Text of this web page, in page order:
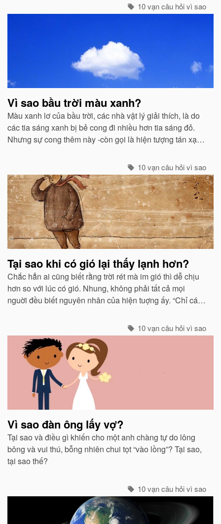
10 vạn câu hỏi vì sao
Vì sao bầu trời màu xanh?
Màu xanh lơ của bầu trời, các nhà vật lý giải thích, là do
các tia sáng xanh bị bẻ cong đi nhiều hơn tia sáng đỏ.
Nhưng sự cong thêm này -còn gọi là hiện tượng tán xạ -
10 vạn câu hỏi vì sao
Tại sao khi có gió lại thấy lạnh hơn?
Chắc hẳn ai cũng biết rằng trời rét mà im gió thì dễ chịu
hơn so với lúc có gió. Nhung, không phải tất cả mọi
nguời đều biết nguyên nhân của hiện tuợng ấy. “Chỉ các
10 vạn câu hỏi vì sao
Vì sao đàn ông lấy vợ?
Tại sao và điều gì khiến cho một anh chàng tự do lông
bông và vui thú, bỗng nhiên chui tọt “vào lồng”? Tại sao,
tại sao thế?
10 vạn câu hỏi vì sao